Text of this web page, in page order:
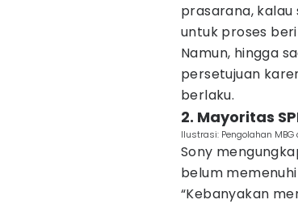
prasarana, kalau
untuk proses
Namun, hingga
persetujuan
berlaku.
2. Mayoritas
Ilustrasi: Pengolahan MBG
Sony
belum
“Kebanyakan